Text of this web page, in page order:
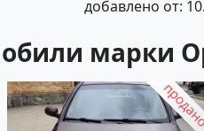
добавлено от:
марки